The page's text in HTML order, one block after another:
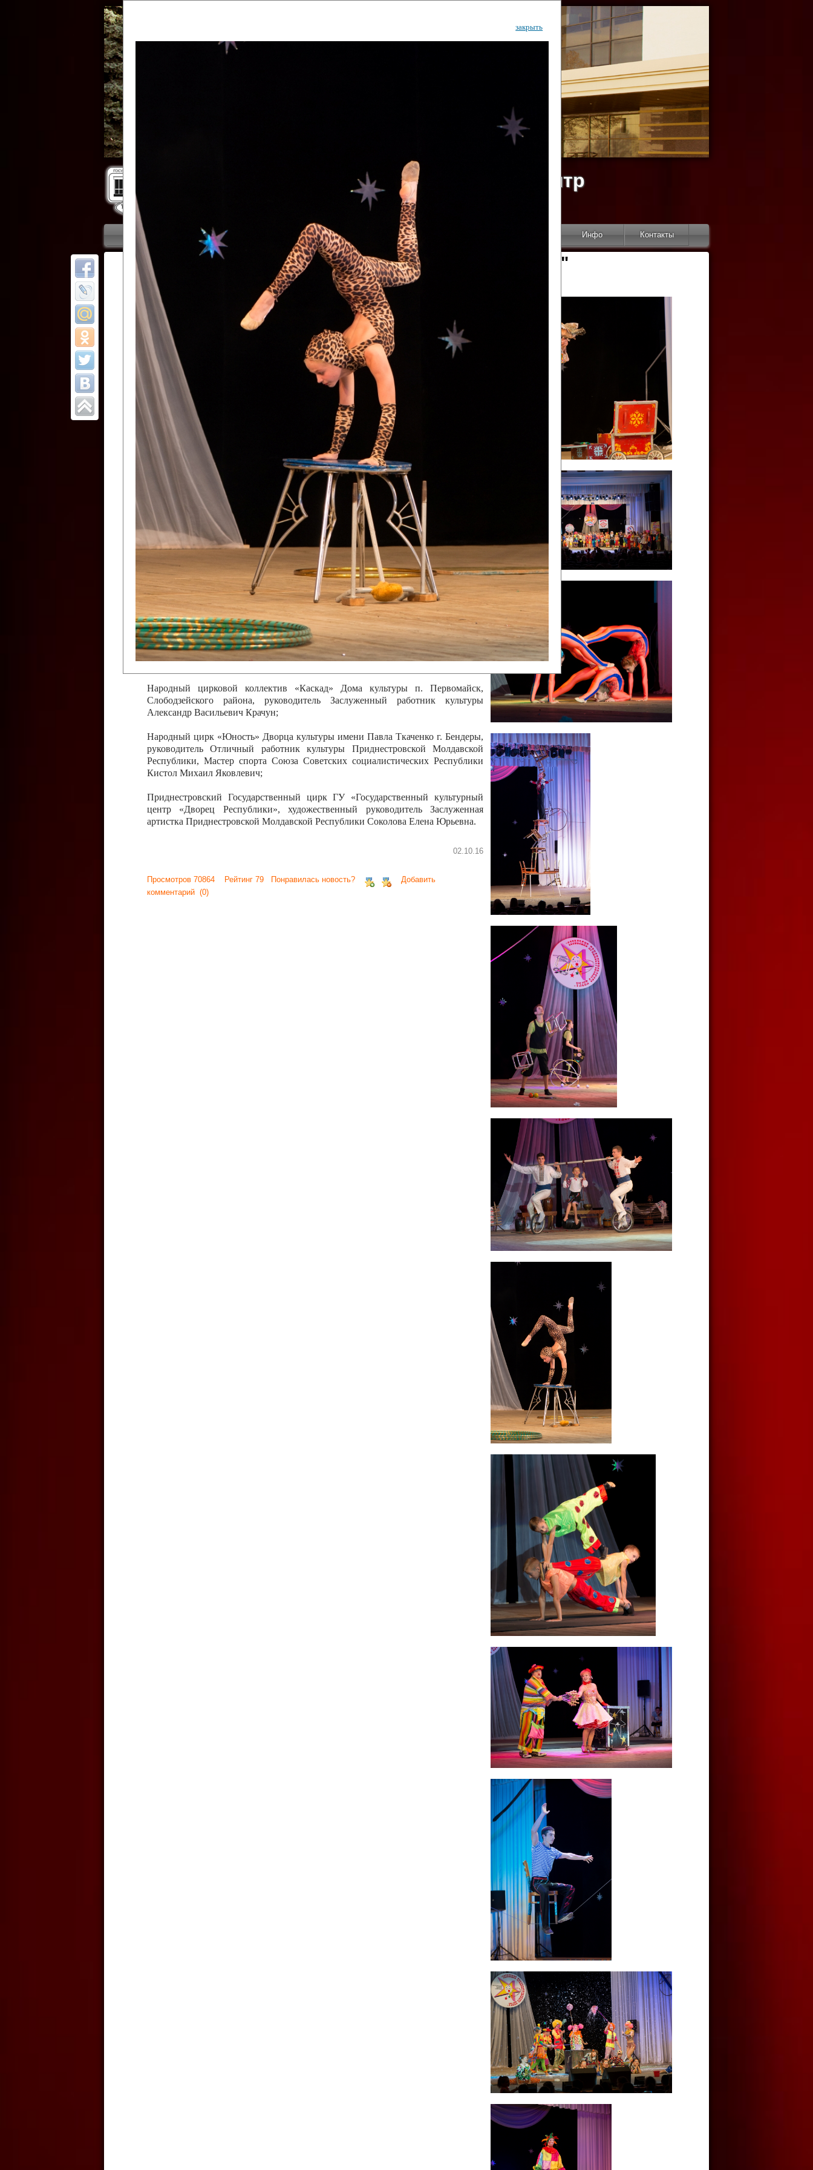
Государственный культурный центр
Дворец Республики
Главная Приветствие Новости Афиша Инфо Контакты
ОТЧЕТЫ ГКЦ "ДВОРЕЦ РЕСПУБЛИКИ"
закрыть
Все отчеты
Финал Республиканского фестиваля
цирковых коллективов "Созвездие
Приднестровского цирка"
Участники фестиваля:
Образцовый эстрадно-цирковой коллектив «Ровесник» Дом культуры с.
Протягайловка, г. Бендеры , руководитель Рогожинер Светлана Георгиевна
Народный цирковой клоунский коллектив «Шари-вари» МУ «Культурно-
досуговый центр «Шелковик» г.Бендеры, руководители Отличные работники
культуры Приднестровской Молдавской Республики Алёна Александровна и
Олег Степанович Райлян;
Народный цирковой коллектив «Энтузиасты» Дома культуры с. Делакеу,
Григориопольского района, руководитель Отличный работник культуры
Приднестровской Молдавской Республики Пётр Петрович Дижмару;
Народный цирковой коллектив «Сперанца» Дома культуры посёлка Красное,
Слободзейского района, руководитель Отличный работник культуры
Приднестровской Молдавской Республики Анжела Владимировна
Казавчинская;
Образцовый эстрадно-цирковой коллектив «Алегро» Дома детско –юношеского
творчества с. Чобручи, Слободзейского района, руководитель Хачатурян Юрий
Владимирович;
Образцовый цирковой коллектив «Радуга» Городской дворец культуры г.
Тирасполь, руководитель Отличный работник культуры Приднестровской
Молдавской Республики Николай Юрьевич Елистратов;
Народный цирковой коллектив «Каскад» Дома культуры п. Первомайск,
Слободзейского района, руководитель Заслуженный работник культуры
Александр Васильевич Крачун;
Народный цирк «Юность» Дворца культуры имени Павла Ткаченко г. Бендеры,
руководитель Отличный работник культуры Приднестровской Молдавской
Республики, Мастер спорта Союза Советских социалистических Республики
Кистол Михаил Яковлевич;
Приднестровский Государственный цирк ГУ «Государственный культурный
центр «Дворец Республики», художественный руководитель Заслуженная
артистка Приднестровской Молдавской Республики Соколова Елена Юрьевна.
02.10.16
Просмотров 70864 Рейтинг 79 Понравилась новость?
Добавить
комментарий (0)